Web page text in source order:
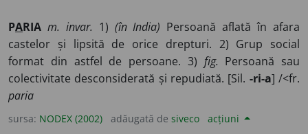
PARIA m. invar. 1) (în India) Persoană aflată în afara
castelor și lipsită de orice drepturi. 2) Grup social
format din astfel de persoane. 3) fig. Persoană sau
colectivitate desconsiderată și repudiată. [Sil. -ri-a] /<fr.
paria
sursa: NODEX (2002) adăugată de siveco acțiuni